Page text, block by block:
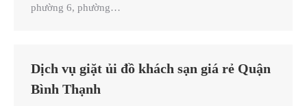
phường 6, phường…
Dịch vụ giặt ủi đồ khách sạn giá rẻ Quận
Bình Thạnh